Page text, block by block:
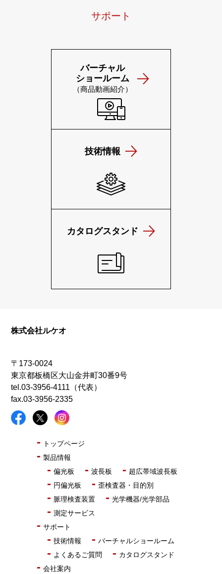
サポート
バーチャル
ショールーム
（商品動画紹介）
技術情報
カタログスタンド
株式会社ルケオ
〒173-0024
東京都板橋区大山金井町30番9号
tel.03-3956-4111（代表）
fax.03-3956-2335
トップページ
製品情報
偏光板
波長板
超広帯域波長板
円偏光板
歪検査器・目的別
脈理検査装置
光学機器/光学部品
測定サービス
サポート
技術情報
バーチャルショールーム
よくあるご質問
カタログスタンド
会社案内